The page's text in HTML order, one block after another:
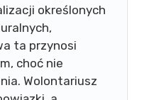
określonych
ta przynosi
choć nie
Wolontariusz